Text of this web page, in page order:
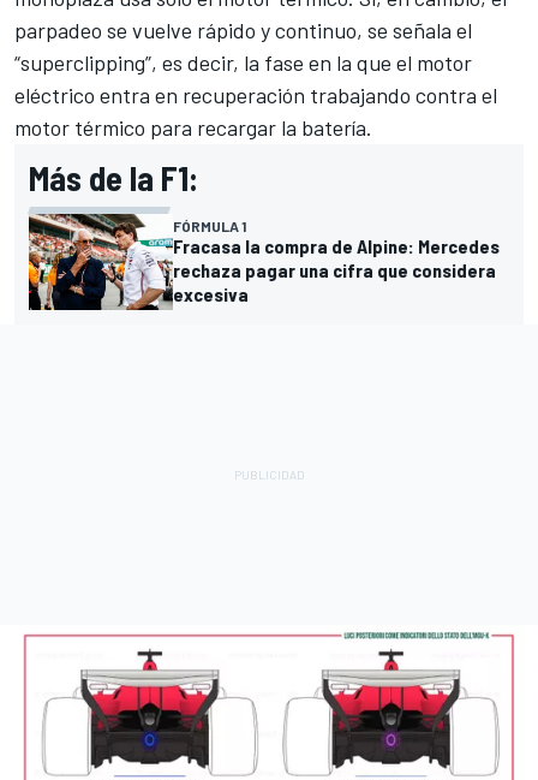
parpadeo se vuelve rápido y continuo, se señala el
“superclipping”, es decir, la fase en la que el motor
eléctrico entra en recuperación trabajando contra el
motor térmico para recargar la batería.
Más de la F1:
FÓRMULA 1
Fracasa la compra de Alpine: Mercedes
rechaza pagar una cifra que considera
excesiva